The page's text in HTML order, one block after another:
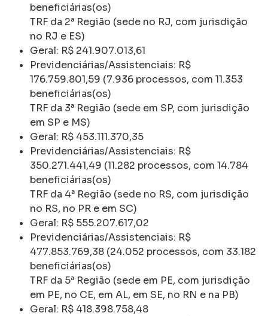
beneficiárias(os)
TRF da 2ª Região (sede no RJ, com jurisdição
no RJ e ES)
Geral: R$ 241.907.013,61
Previdenciárias/Assistenciais: R$
176.759.801,59 (7.936 processos, com 11.353
beneficiárias(os)
TRF da 3ª Região (sede em SP, com jurisdição
em SP e MS)
Geral: R$ 453.111.370,35
Previdenciárias/Assistenciais: R$
350.271.441,49 (11.282 processos, com 14.784
beneficiárias(os)
TRF da 4ª Região (sede no RS, com jurisdição
no RS, no PR e em SC)
Geral: R$ 555.207.617,02
Previdenciárias/Assistenciais: R$
477.853.769,38 (24.052 processos, com 33.182
beneficiárias(os)
TRF da 5ª Região (sede em PE, com jurisdição
em PE, no CE, em AL, em SE, no RN e na PB)
Geral: R$ 418.398.758,48